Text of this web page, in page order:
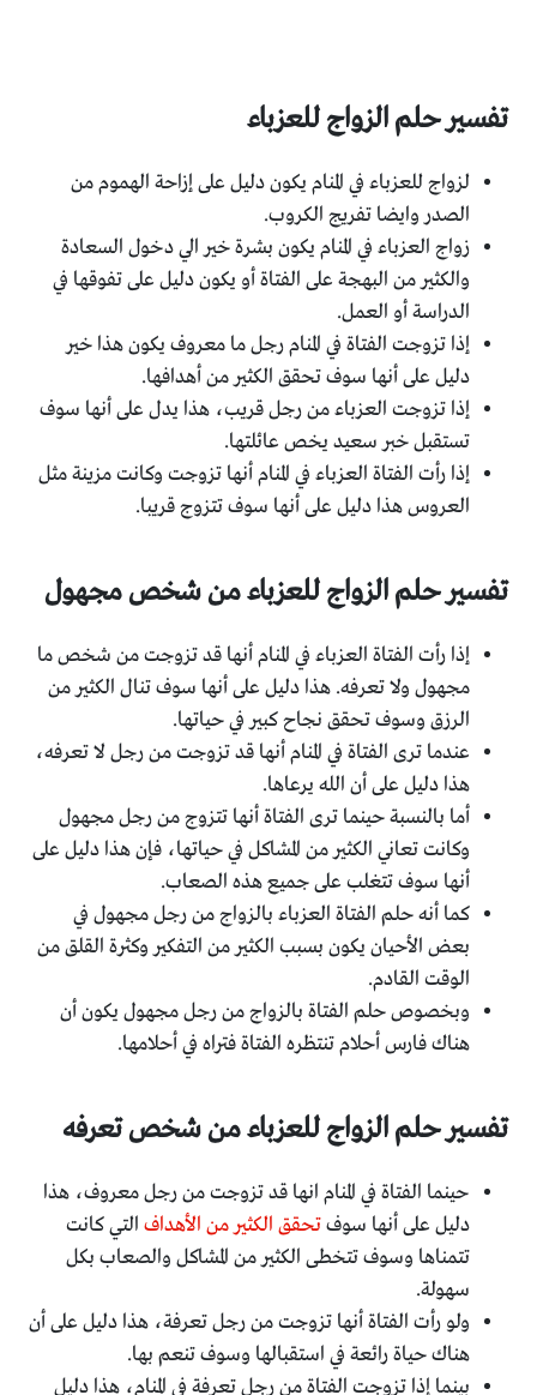
تفسير حلم الزواج للعزباء
لزواج للعزباء في المنام يكون دليل على إزاحة الهموم من
الصدر وايضا تفريج الكروب.
زواج العزباء في المنام يكون بشرة خير الي دخول السعادة
والكثير من البهجة على الفتاة أو يكون دليل على تفوقها في
الدراسة أو العمل.
إذا تزوجت الفتاة في المنام رجل ما معروف يكون هذا خير
دليل على أنها سوف تحقق الكثير من أهدافها.
إذا تزوجت العزباء من رجل قريب، هذا يدل على أنها سوف
تستقبل خبر سعيد يخص عائلتها.
إذا رأت الفتاة العزباء في المنام أنها تزوجت وكانت مزينة مثل
العروس هذا دليل على أنها سوف تتزوج قريبا.
تفسير حلم الزواج للعزباء من شخص مجهول
إذا رأت الفتاة العزباء في المنام أنها قد تزوجت من شخص ما
مجهول ولا تعرفه. هذا دليل على أنها سوف تنال الكثير من
الرزق وسوف تحقق نجاح كبير في حياتها.
عندما ترى الفتاة في المنام أنها قد تزوجت من رجل لا تعرفه،
هذا دليل على أن الله يرعاها.
أما بالنسبة حينما ترى الفتاة أنها تتزوج من رجل مجهول
وكانت تعاني الكثير من المشاكل في حياتها، فإن هذا دليل على
أنها سوف تتغلب على جميع هذه الصعاب.
كما أنه حلم الفتاة العزباء بالزواج من رجل مجهول في
بعض الأحيان يكون بسبب الكثير من التفكير وكثرة القلق من
الوقت القادم.
وبخصوص حلم الفتاة بالزواج من رجل مجهول يكون أن
هناك فارس أحلام تنتظره الفتاة فتراه في أحلامها.
تفسير حلم الزواج للعزباء من شخص تعرفه
حينما الفتاة في المنام انها قد تزوجت من رجل معروف، هذا
دليل على أنها سوفتحقق الكثير من الأهداف التي كانت
تتمناها وسوف تتخطى الكثير من المشاكل والصعاب بكل
سهولة.
ولو رأت الفتاة أنها تزوجت من رجل تعرفة، هذا دليل على أن
هناك حياة رائعة في استقبالها وسوف تنعم بها.
بينما إذا تزوجت الفتاة من رجل تعرفة في المنام، هذا دليل